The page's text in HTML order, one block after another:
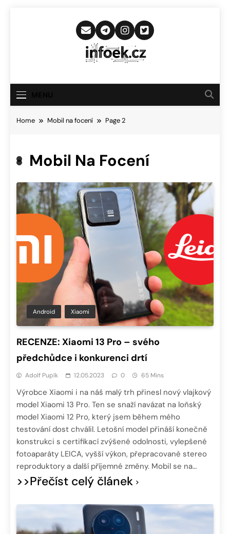
Infoek.cz
Novinkám
Home Mobil na focení Page 2
Mobil Na Focení
Android Xiaomi
RECENZE: Xiaomi 13 Pro – svého
předchůdce i konkurenci drtí
Adolf Pupík 12.05.2023 0 65 Mins
Výrobce Xiaomi i na náš malý trh přinesl nový vlajkový
model Xiaomi 13 Pro. Ten se snaží navázat na loňský
model Xiaomi 12 Pro, který jsem během mého
testování dost chválil. Letošní model přináší konečně
konstrukci s certifikací zvýšené odolnosti, vylepšené
fotoaparáty LEICA, vyšší výkon, přepracované stereo
reproduktory a další příjemné změny. Mobil se na…
>>Přečíst celý článek